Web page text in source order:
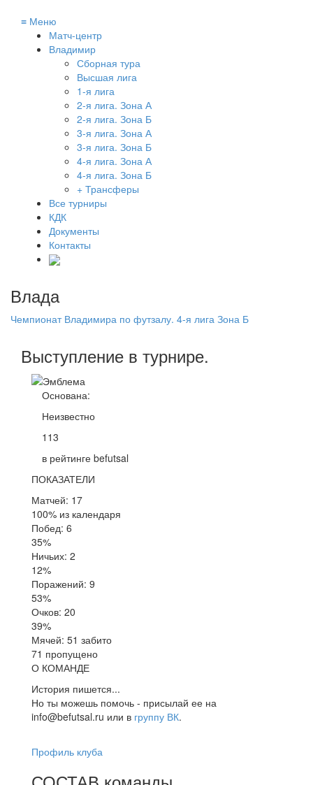
≡ Меню
Матч-центр
Владимир
Сборная тура
Высшая лига
1-я лига
2-я лига. Зона А
2-я лига. Зона Б
3-я лига. Зона А
3-я лига. Зона Б
4-я лига. Зона А
4-я лига. Зона Б
+ Трансферы
Все турниры
КДК
Документы
Контакты
Влада
Чемпионат Владимира по футзалу. 4-я лига Зона Б
Выступление в турнире.
Основана:
Неизвестно
113
в рейтинге befutsal
ПОКАЗАТЕЛИ
Матчей: 17
100% из календаря
Побед: 6
35%
Ничьих: 2
12%
Поражений: 9
53%
Очков: 20
39%
Мячей: 51 забито
71 пропущено
О КОМАНДЕ
История пишется...
Но ты можешь помочь - присылай ее на
info@befutsal.ru или в группу ВК.
Профиль клуба